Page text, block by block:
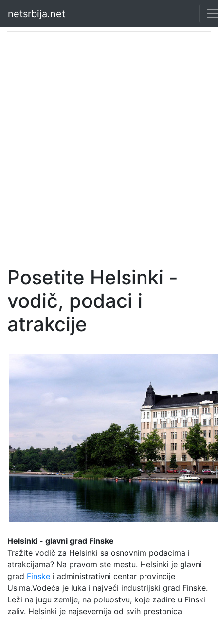
netsrbija.net
Posetite Helsinki -
vodič, podaci i
atrakcije
Helsinki - glavni grad Finske
Tražite vodič za Helsinki sa osnovnim podacima i
atrakcijama? Na pravom ste mestu. Helsinki je glavni
grad Finske i administrativni centar provincije
Usima.Vodeća je luka i najveći industrijski grad Finske.
Leži na jugu zemlje, na poluostvu, koje zadire u Finski
zaliv. Helsinki je najsevernija od svih prestonica